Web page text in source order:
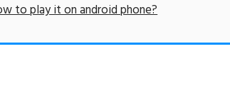
to play it on android phone?